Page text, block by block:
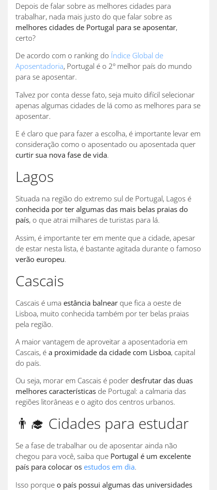
Depois de falar sobre as melhores cidades para
trabalhar, nada mais justo do que falar sobre as
melhores cidades de Portugal para se aposentar,
certo?
De acordo com o ranking do Índice Global de
Aposentadoria, Portugal é o 2º melhor país do mundo
para se aposentar.
Talvez por conta desse fato, seja muito difícil selecionar
apenas algumas cidades de lá como as melhores para se
aposentar.
E é claro que para fazer a escolha, é importante levar em
consideração como o aposentado ou aposentada quer
curtir sua nova fase de vida.
Lagos
Situada na região do extremo sul de Portugal, Lagos é
conhecida por ter algumas das mais belas praias do
país, o que atrai milhares de turistas para lá.
Assim, é importante ter em mente que a cidade, apesar
de estar nesta lista, é bastante agitada durante o famoso
verão europeu.
Cascais
Cascais é uma estância balnear que fica a oeste de
Lisboa, muito conhecida também por ter belas praias
pela região.
A maior vantagem de aproveitar a aposentadoria em
Cascais, é a proximidade da cidade com Lisboa, capital
do país.
Ou seja, morar em Cascais é poder desfrutar das duas
melhores características de Portugal: a calmaria das
regiões litorâneas e o agito dos centros urbanos.
👨‍🎓 Cidades para estudar
Se a fase de trabalhar ou de aposentar ainda não
chegou para você, saiba que Portugal é um excelente
país para colocar os estudos em dia.
Isso porque o país possui algumas das universidades